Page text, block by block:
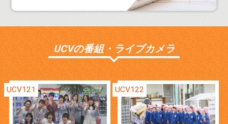
UCVの番組・ライブカメラ
UCV121 UCV122